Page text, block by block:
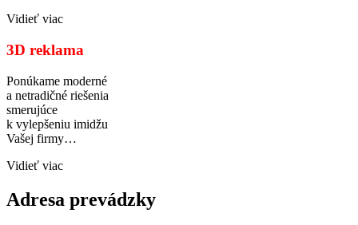
Vidieť viac
3D reklama
Ponúkame moderné
a netradičné riešenia
smerujúce
k vylepšeniu imidžu
Vašej firmy…
Vidieť viac
Adresa prevádzky